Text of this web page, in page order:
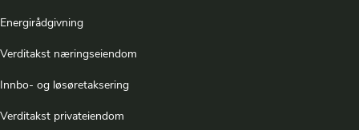
Energirådgivning
Verditakst næringseiendom
Innbo- og løsøretaksering
Verditakst privateiendom